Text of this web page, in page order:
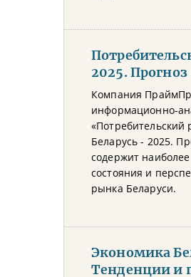
2025.
Компания
информационно-
«Потребительский
Беларусь - 2025.
содержит
состояния и
рынка Беларуси.
Экономика
Тенденции и